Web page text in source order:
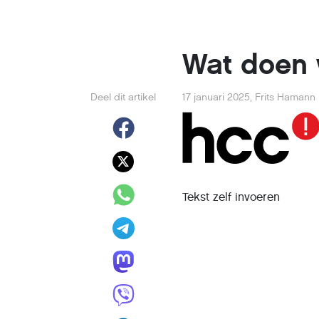
Wat doen
Deel dit artikel 17 januari 2025, Frits Hamann
Tekst zelf invoeren